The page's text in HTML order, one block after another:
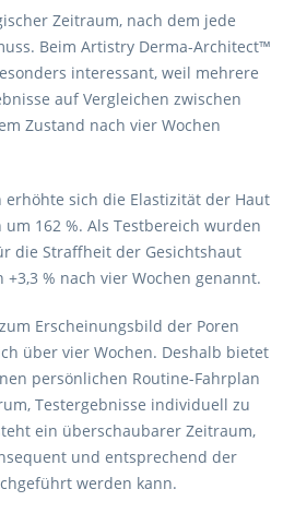
Zeitraum, nach dem jede
Beim Artistry Derma-Architect™
interessant, weil mehrere
auf Vergleichen zwischen
Zustand nach vier Wochen
sich die Elastizität der Haut
162 %. Als Testbereich wurden
die Straffheit der Gesichtshaut
% nach vier Wochen genannt.
Erscheinungsbild der Poren
über vier Wochen. Deshalb bietet
persönlichen Routine-Fahrplan
Testergebnisse individuell zu
ein überschaubarer Zeitraum,
und entsprechend der
werden kann.